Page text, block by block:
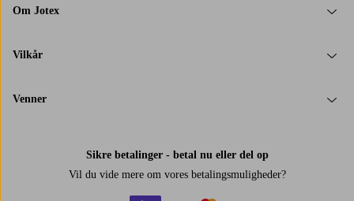
Om Jotex
Vilkår
Venner
Sikre betalinger - betal nu eller del op
Vil du vide mere om vores betalingsmuligheder?